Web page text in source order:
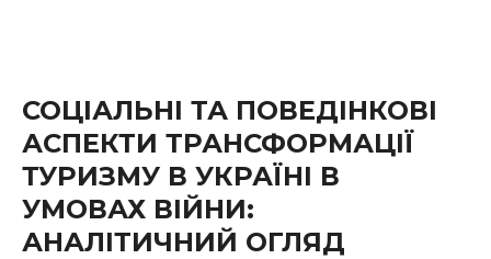
СОЦІАЛЬНІ ТА ПОВЕДІНКОВІ
АСПЕКТИ ТРАНСФОРМАЦІЇ
ТУРИЗМУ В УКРАЇНІ В
УМОВАХ ВІЙНИ:
АНАЛІТИЧНИЙ ОГЛЯД